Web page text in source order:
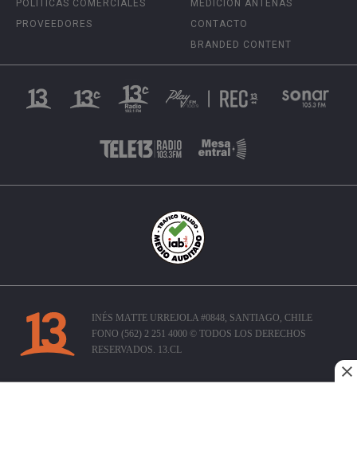
POLÍTICAS COMERCIALES
PROVEEDORES
MEDICIÓN ANTENAS
CONTACTO
BRANDED CONTENT
INÉS MATTE URREJOLA #0848, SANTIAGO, CHILE
FONO (562) 2 251 4000 © TODOS LOS DERECHOS
RESERVADOS. 13.CL